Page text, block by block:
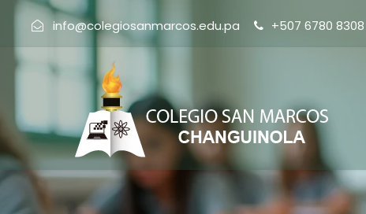
info@colegiosanmarcos.edu.pa +507 6780 8308